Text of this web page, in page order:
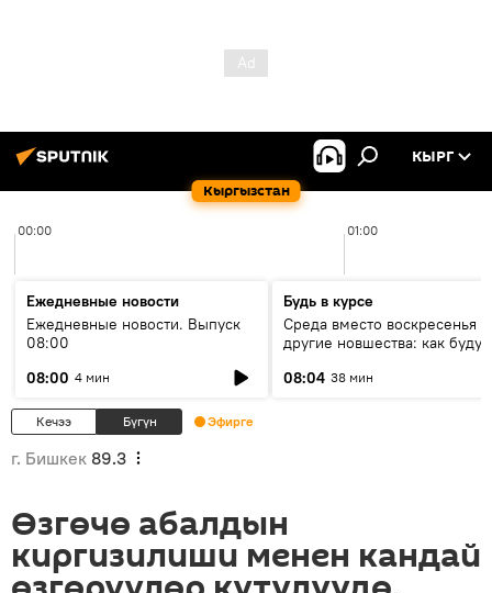
Кыргызстан
КЫРГ
00:00 01:00
Ежедневные новости
Ежедневные новости. Выпуск
08:00
08:00 4 мин
Будь в курсе
Среда вместо воскресенья и
другие новшества: как будут
08:04 38 мин
Кечээ Бүгүн Эфирге
г. Бишкек 89.3
Өзгөчө абалдын
киргизилиши менен кандай